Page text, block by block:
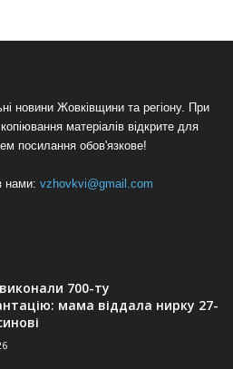
новини Жовківщини та регіону. При
матеріалів відкрите для
посилання обов'язкове!
нами: vzhovkvi@gmail.com
700-ту
мама віддала нирку 27-